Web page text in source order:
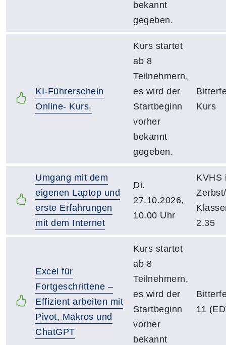
bekannt
gegeben.
KI-Führerschein
Online- Kurs.
Kurs startet
ab 8
Teilnehmern,
es wird der
Startbeginn
vorher
bekannt
gegeben.
Kurs
Umgang mit dem
eigenen Laptop und
erste Erfahrungen
mit dem Internet
Di.
27.10.2026,
10.00 Uhr
KVHS
2.35
Excel für
Fortgeschrittene –
Effizient arbeiten mit
Pivot, Makros und
ChatGPT
Kurs startet
ab 8
Teilnehmern,
es wird der
Startbeginn
vorher
bekannt
11